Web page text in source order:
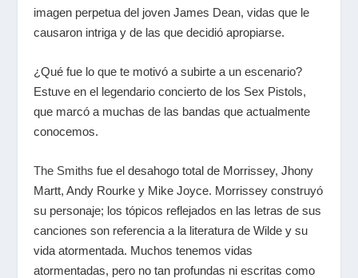
imagen perpetua del joven James Dean, vidas que le
causaron intriga y de las que decidió apropiarse.
¿Qué fue lo que te motivó a subirte a un escenario?
Estuve en el legendario concierto de los Sex Pistols,
que marcó a muchas de las bandas que actualmente
conocemos.
The Smiths fue el desahogo total de Morrissey, Jhony
Martt, Andy Rourke y Mike Joyce. Morrissey construyó
su personaje; los tópicos reflejados en las letras de sus
canciones son referencia a la literatura de Wilde y su
vida atormentada. Muchos tenemos vidas
atormentadas, pero no tan profundas ni escritas como